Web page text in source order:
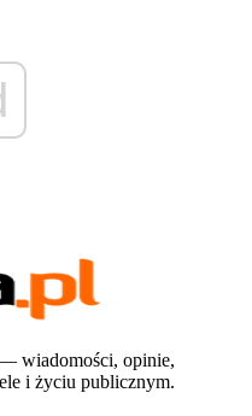
wiadomości, opinie,
i życiu publicznym.